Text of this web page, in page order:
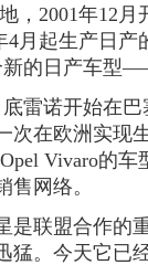
，2001年12
4月起生产日
新的日产车型
诺开始在巴
次在欧洲实现
Opel Vivaro的
网络。
联盟合作的重
猛。今天它已